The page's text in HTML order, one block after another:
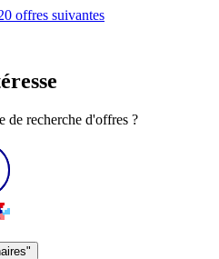
offres suivantes
de recherche d'offres ?